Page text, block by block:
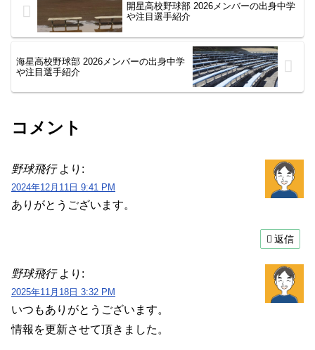
開星高校野球部 2026メンバーの出身中学
や注目選手紹介
海星高校野球部 2026メンバーの出身中学
や注目選手紹介
コメント
野球飛行 より:
2024年12月11日 9:41 PM
ありがとうございます。
返信
野球飛行 より:
2025年11月18日 3:32 PM
いつもありがとうございます。
情報を更新させて頂きました。